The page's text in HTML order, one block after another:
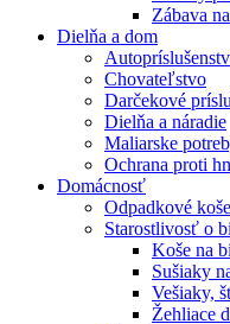
Zábava
Dielňa a dom
Chovateľstvo
Darčekové
Dielňa a náradie
Maliarske
Ochrana proti
Domácnosť
Odpadkové koše
Starostlivosť o
Koše na
Sušiaky
Vešiaky,
Žehliace